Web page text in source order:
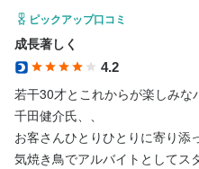
ピックアップ口コミ
成長著しく
4.2
若干30才とこれからが楽しみ
千田健介氏、、
お客さんひとりひとりに寄り添
気焼き鳥でアルバイトとしてス
勤務地
神奈川県横浜市中区相生町2-52
法人名・事業者名
株式会社1000
最終更新日2025/09/24
最終更新日2025/09/24
最終更新日2025/09/24